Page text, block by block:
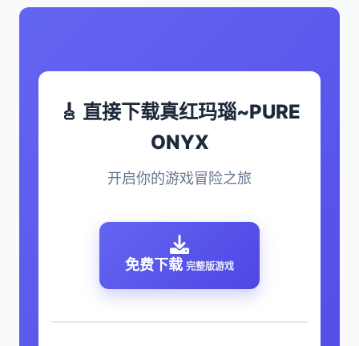
🎸 直接下载真红玛瑙~PURE
ONYX
开启你的游戏冒险之旅
免费下载 完整版游戏